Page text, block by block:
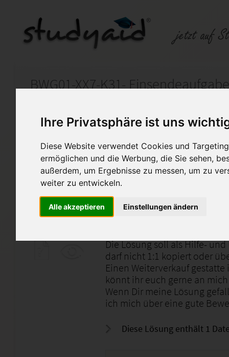
Ihre Privatsphäre ist uns
Diese Website verwendet Cookies und
ermöglichen und die Werbung, die Sie sehen,
außerdem, um Ergebnisse zu messen, um zu
weiter zu entwickeln.
Alle akzeptieren Einstellungen ändern
BWG01-XX7-K31- Einsendeaufgabe
Auf StudyAid.de verkaufen
Startseite Rechnungswesen
Betriebswirtschaftliche
Ich biete hier meine Lösung
Einsendeaufgabe wurde
sorgfältig bearbeitet und mit
Die Lösung soll als Hilfe-
darf nicht 1:1 kopiert oder
Einen Weiterverkauf
könnt ihr euch gerne an
Wenn Dir meine Lösung
ich mich über eine gute
Diese Lösung enthält 1